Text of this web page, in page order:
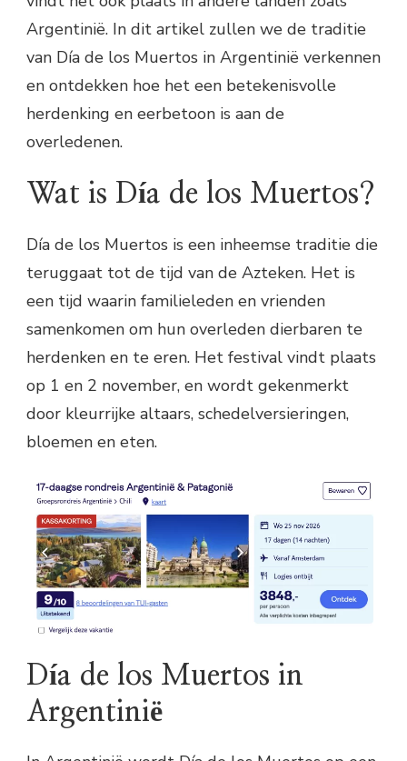
Argentinië. In dit artikel zullen we de traditie
van Día de los Muertos in Argentinië verkennen
en ontdekken hoe het een betekenisvolle
herdenking en eerbetoon is aan de
overledenen.
Wat is Día de los Muertos?
Día de los Muertos is een inheemse traditie die
teruggaat tot de tijd van de Azteken. Het is
een tijd waarin familieleden en vrienden
samenkomen om hun overleden dierbaren te
herdenken en te eren. Het festival vindt plaats
op 1 en 2 november, en wordt gekenmerkt
door kleurrijke altaars, schedelversieringen,
bloemen en eten.
Día de los Muertos in
Argentinië